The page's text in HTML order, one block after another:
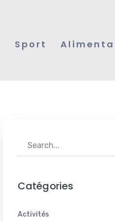
Sport
Catégories
Activités